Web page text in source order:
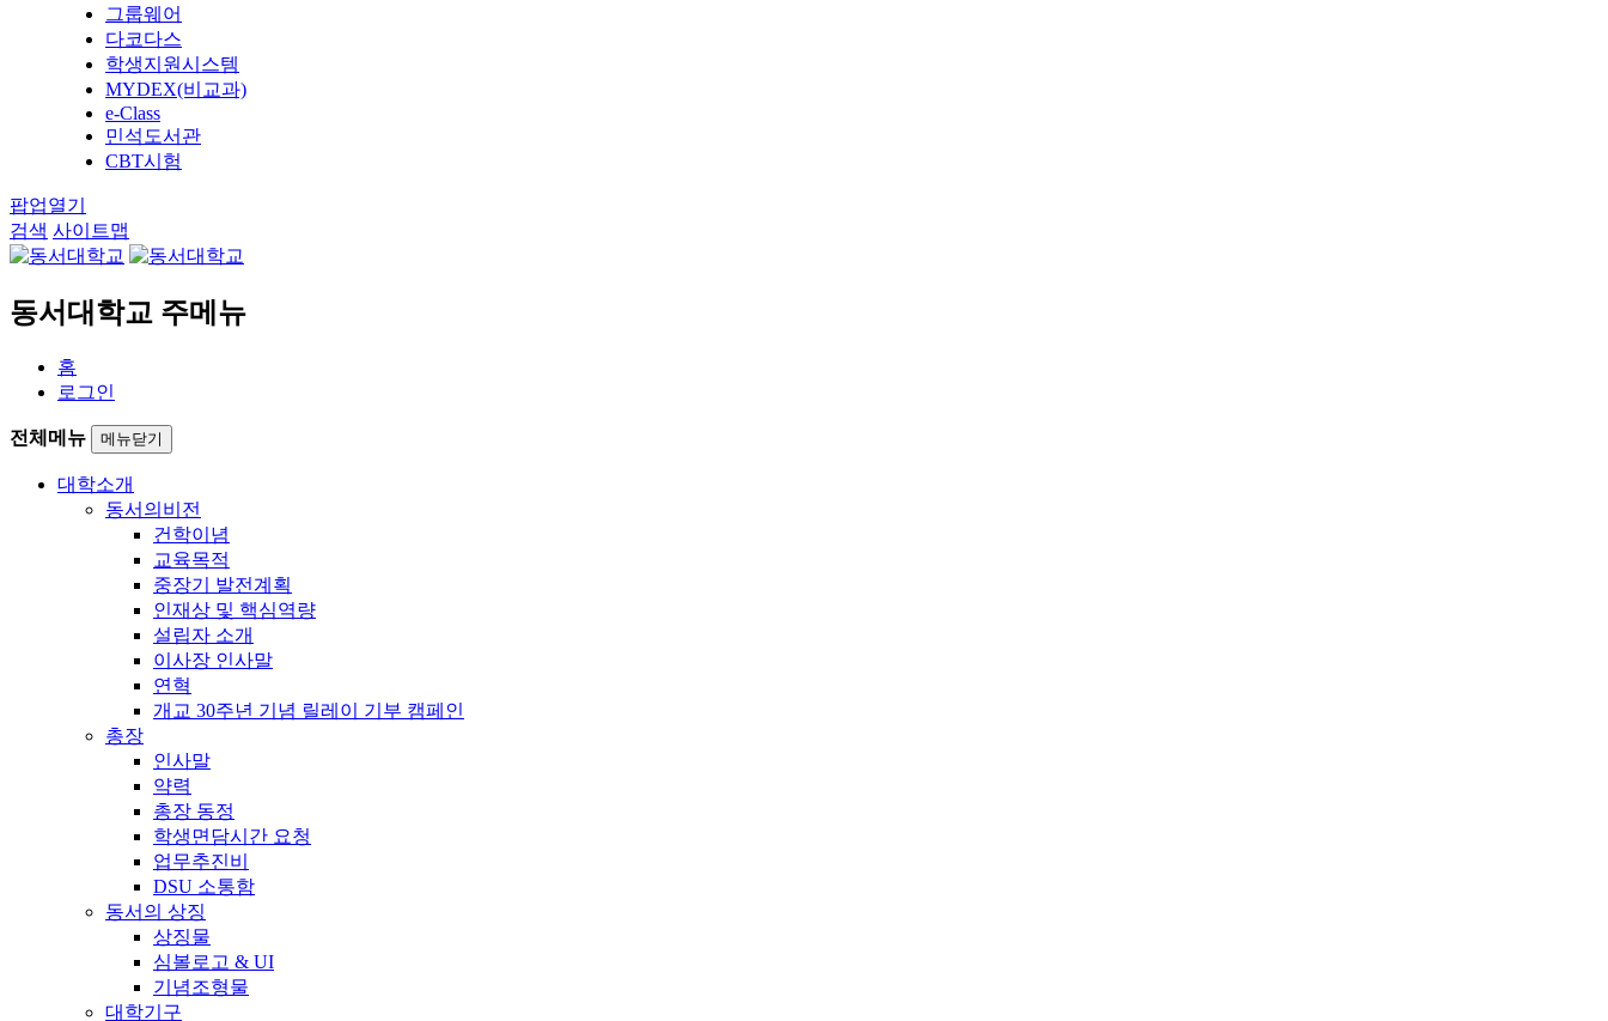
그룹웨어
다코다스
학생지원시스템
MYDEX(비교과)
e-Class
민석도서관
CBT시험
팝업열기
검색 사이트맵
동서대학교 주메뉴
홈
로그인
전체메뉴 메뉴닫기
대학소개
동서의비전
건학이념
교육목적
중장기 발전계획
인재상 및 핵심역량
설립자 소개
이사장 인사말
연혁
개교 30주년 기념 릴레이 기부 캠페인
총장
인사말
약력
총장 동정
학생면담시간 요청
업무추진비
DSU 소통함
동서의 상징
상징물
심볼로고 & UI
기념조형물
대학기구